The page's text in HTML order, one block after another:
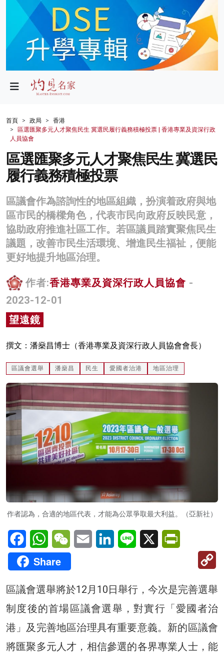
政局
財經
生活
健康
商業
科技
影片
名家榜
灼見活動
關於我們
首頁 政局
香港
區選匯聚多元人才聚焦民生 冀選民履行義務積極投票 | 香港專業及資深行政
人員協會
區選匯聚多元人才聚焦民生 冀選民
履行義務積極投票
區議會作為諮詢性的地區組織，扮演着政府與地
區市民的橋樑角色，代表市民向政府反映民意，
協助政府推進社區工作。若區議員踏實聚焦民生
議題，改善市民生活環境、增進民生福祉，便能
更好地提升地區治理。
作者:香港專業及資深行政人員協會 -
2023-12-01
望遠鏡
撰文：潘燊昌博士（香港專業及資深行政人員協會會長）
區議會選舉 潘燊昌 民生 愛國者治港 地區治理
作者認為，合適的地區代表，才能為公眾爭取最大利益。（亞新社）
FacebookWhatsAppWeChatEmail LinkedInLine X
Share
區議會選舉將於12月10日舉行，今次是完善選舉
制度後的首場區議會選舉，對實行「愛國者治
港」及完善地區治理具有重要意義。新的區議會
將匯聚多元人才，相信參選的各界專業人士，能